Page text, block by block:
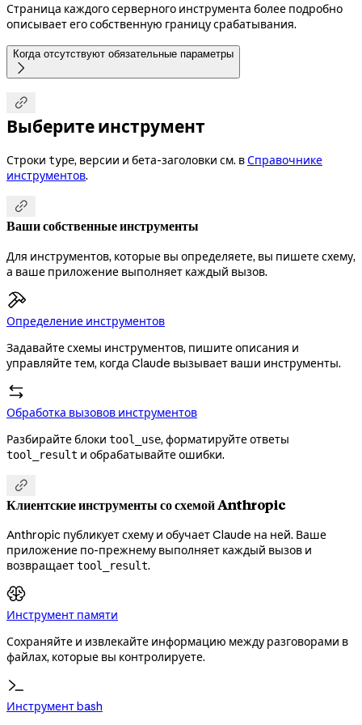
Страница каждого серверного инструмента более подробно
описывает его собственную границу срабатывания.
Когда отсутствуют обязательные параметры


Выберите инструмент
Строки type, версии и бета-заголовки см. вСправочнике
инструментов.

Ваши собственные инструменты
Для инструментов, которые вы определяете, вы пишете схему,
а ваше приложение выполняет каждый вызов.
Определение инструментов
Задавайте схемы инструментов, пишите описания и
управляйте тем, когда Claude вызывает ваши инструменты.
Обработка вызовов инструментов
Разбирайте блоки tool_use, форматируйте ответы
tool_result и обрабатывайте ошибки.

Клиентские инструменты со схемой Anthropic
Anthropic публикует схему и обучает Claude на ней. Ваше
приложение по-прежнему выполняет каждый вызов и
возвращаетtool_result.
Инструмент памяти
Сохраняйте и извлекайте информацию между разговорами в
файлах, которые вы контролируете.
Инструмент bash